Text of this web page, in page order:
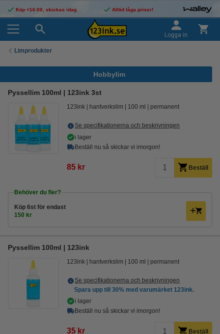
Köp <16:00, skickas idag Alltid låga priser!
Logga in
Limprodukter
Hobbylim
Pyssellim 100ml | 123ink 3st
123ink hantverkslim 100 ml permanent
Se specifikationerna och beskrivningen
i lager
Beställ nu så skickar vi imorgon!
85 kr Beställ
Behöver du fler?
Köp 6st för endast
150 kr
Pyssellim 100ml | 123ink
123ink hantverkslim 100 ml permanent
Se specifikationerna och beskrivningen
Spara upp till 30% med varumärket 123ink.
i lager
Beställ nu så skickar vi imorgon!
35 kr Beställ